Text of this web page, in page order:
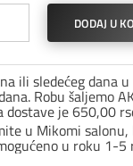
DODAJ U
ili sledećeg dana
Robu šaljemo
dostave je 650,00
u Mikomi
u roku 1-5